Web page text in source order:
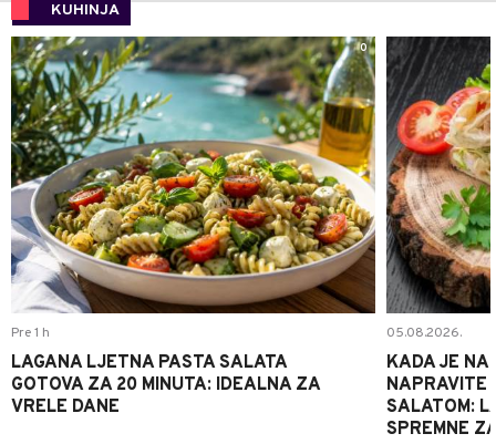
KUHINJA
0
Pre 1 h
LAGANA LJETNA PASTA SALATA
GOTOVA ZA 20 MINUTA: IDEALNA ZA
VRELE DANE
05.08.2026.
KADA JE
NAPRAVITE
SALATOM:
SPREMNE